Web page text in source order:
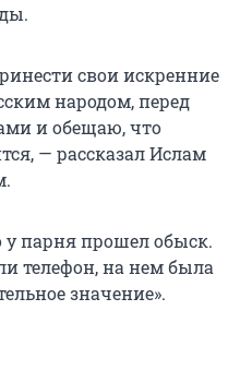
свои искренние
народом, перед
и обещаю, что
— рассказал Ислам
у парня прошел обыск.
телефон, на нем была
значение».